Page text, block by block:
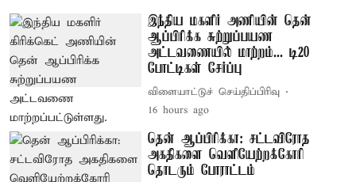
இந்திய மகளிர் அணியின் தென்
ஆப்பிரிக்க சுற்றுப்பயண
அட்டவணையில் மாற்றம்... டி20
போட்டிகள் சேர்ப்பு
விளையாட்டுச் செய்திப்பிரிவு
16 hours ago
தென் ஆப்பிரிக்கா: சட்டவிரோத
அகதிகளை வெளியேற்றக்கோரி
தொடரும் போராட்டம்